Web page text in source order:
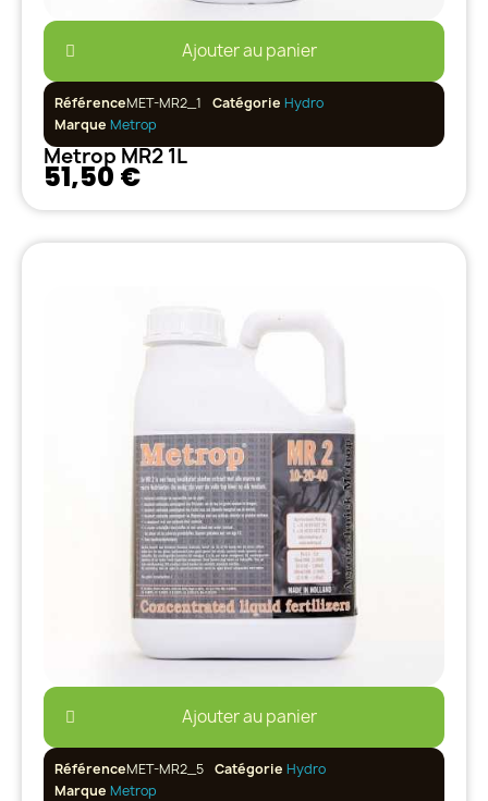
Ajouter au panier
RéférenceMET-MR2_1 Catégorie Hydro
Marque Metrop
Metrop MR2 1L
51,50 €
Ajouter au panier
RéférenceMET-MR2_5 Catégorie Hydro
Marque Metrop